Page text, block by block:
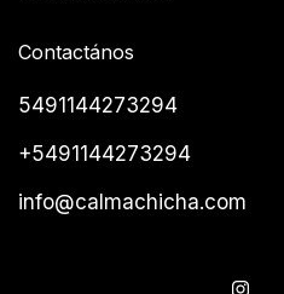
Contactános
5491144273294
+5491144273294
info@calmachicha.com